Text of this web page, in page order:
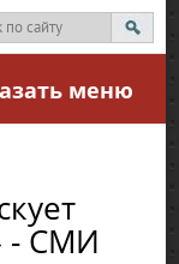
меню
- СМИ